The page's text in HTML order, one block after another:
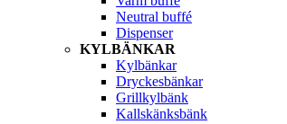
Neutral buffé
Dispenser
KYLBÄNKAR
Kylbänkar
Dryckesbänkar
Grillkylbänk
Kallskänksbänk